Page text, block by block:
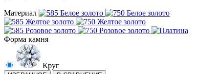
Материал
Форма камня
Круг